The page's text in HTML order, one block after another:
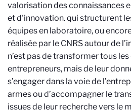
valorisation des connaissances
et d'innovation.qui structurent
équipes en laboratoire, ou
réalisée par le CNRS autour de
n’est pas de transformer tous
entrepreneurs, mais de leur
s’engager dans la voie de
armes ou d’accompagner le
issues de leur recherche vers le